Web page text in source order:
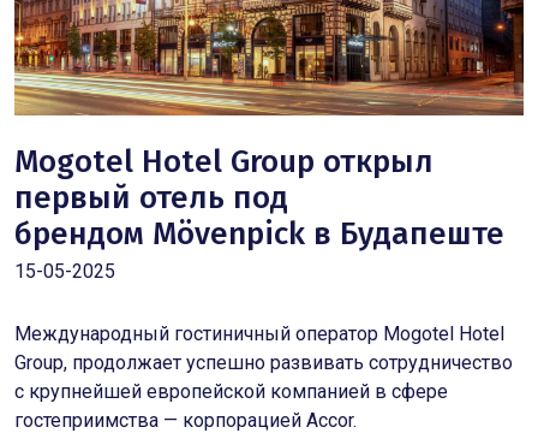
Mogotel Hotel Group открыл
первый отель под
брендом Mövenpick в Будапеште
15-05-2025
Международный гостиничный оператор Mogotel Hotel
Group, продолжает успешно развивать сотрудничество
с крупнейшей европейской компанией в сфере
гостеприимства — корпорацией Accor.